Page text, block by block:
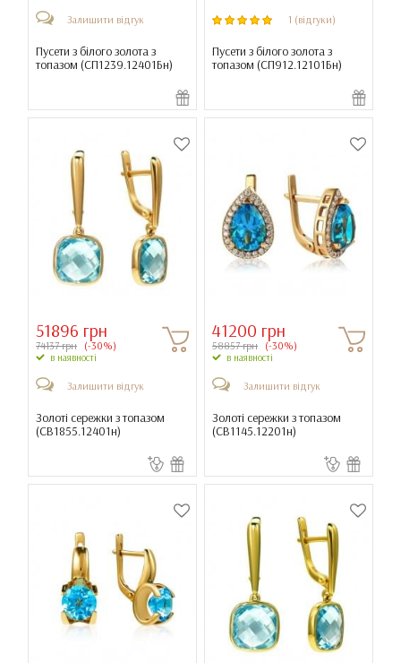
Залишити відгук
Пусети з білого золота з
топазом (СП1239.12401Бн)
1 (відгуки)
Пусети з білого золота з
топазом (СП912.12101Бн)
51896 грн
74137 грн (-30%)
в наявності
Залишити відгук
Золоті сережки з топазом
(СВ1855.12401н)
41200 грн
58857 грн (-30%)
в наявності
Залишити відгук
Золоті сережки з топазом
(СВ1145.12201н)